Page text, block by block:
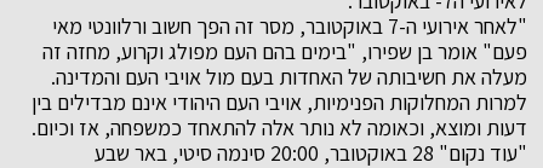
"לאחר אירועי ה-7 באוקטובר, מסר זה הפך חשוב ורלוונטי מאי
פעם" אומר בן שפירו, "בימים בהם העם מפולג וקרוע, מחזה זה
מעלה את חשיבותה של האחדות בעם מול אויבי העם והמדינה.
למרות המחלוקות הפנימיות, אויבי העם היהודי אינם מבדילים בין
דעות ומוצא, וכאומה לא נותר אלה להתאחד כמשפחה, אז וכיום.
"עוד נקום" 28 באוקטובר, 20:00 סינמה סיטי, באר שבע